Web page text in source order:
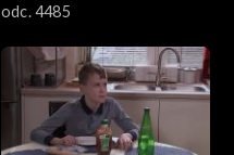
odc. 4485